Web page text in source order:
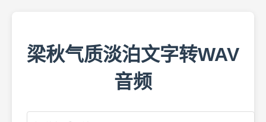
梁秋气质淡泊文字转WAV
音频